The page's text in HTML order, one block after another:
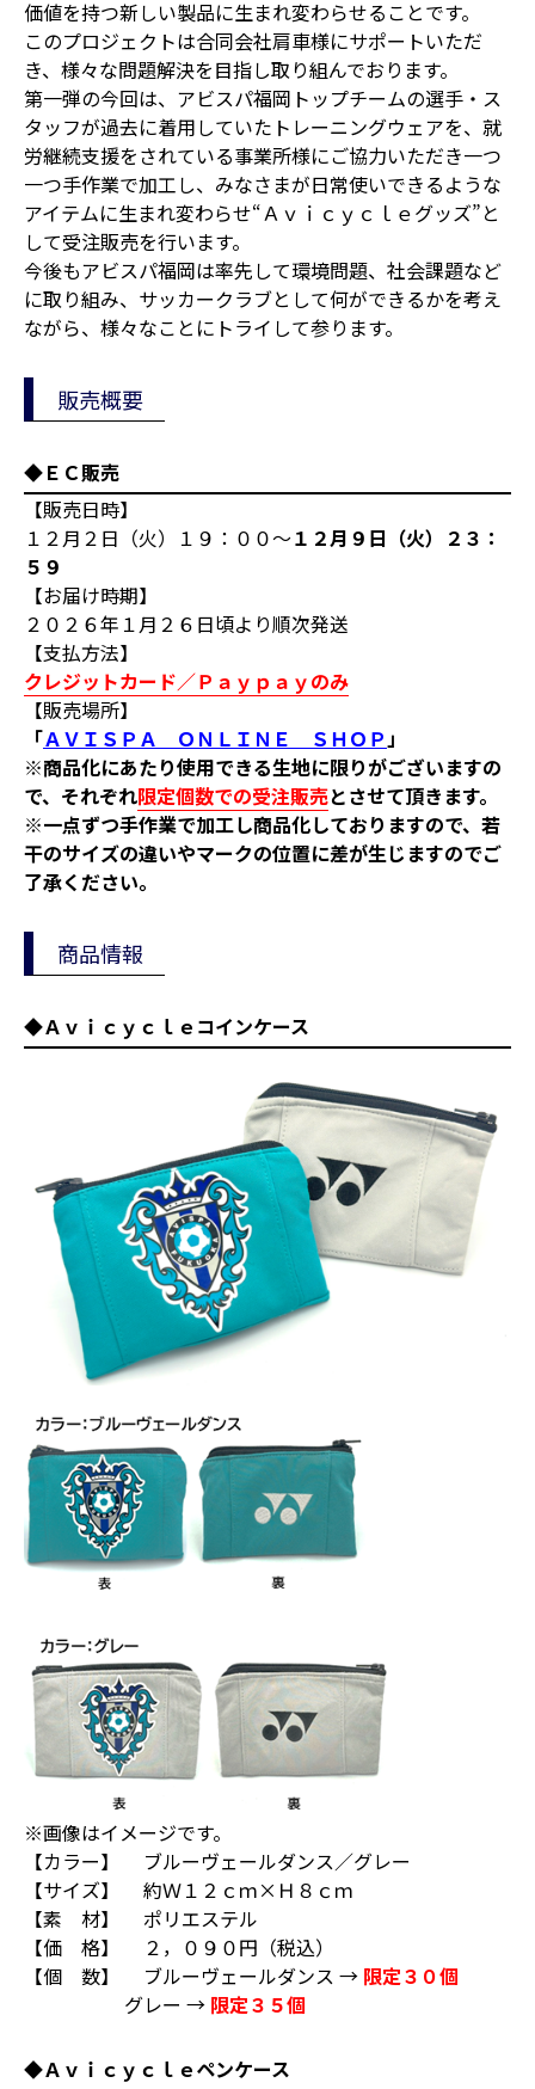
価値を持つ新しい製品に生まれ変わらせることです。
このプロジェクトは合同会社肩車様にサポートいただ
き、様々な問題解決を目指し取り組んでおります。
第一弾の今回は、アビスパ福岡トップチームの選手・ス
タッフが過去に着用していたトレーニングウェアを、就
労継続支援をされている事業所様にご協力いただき一つ
一つ手作業で加工し、みなさまが日常使いできるような
アイテムに生まれ変わらせ“Ａｖｉｃｙｃｌｅグッズ”と
して受注販売を行います。
今後もアビスパ福岡は率先して環境問題、社会課題など
に取り組み、サッカークラブとして何ができるかを考え
ながら、様々なことにトライして参ります。
販売概要
◆ＥＣ販売
【販売日時】
１２月２日（火）１９：００～１２月９日（火）２３：
５９
【お届け時期】
２０２６年１月２６日頃より順次発送
【支払方法】
クレジットカード／Ｐａｙｐａｙのみ
【販売場所】
「ＡＶＩＳＰＡ ＯＮＬＩＮＥ ＳＨＯＰ 」
※商品化にあたり使用できる生地に限りがございますの
で、それぞれ限定個数での受注販売とさせて頂きます。
※一点ずつ手作業で加工し商品化しておりますので、若
干のサイズの違いやマークの位置に差が生じますのでご
了承ください。
商品情報
◆Ａｖｉｃｙｃｌｅコインケース
※画像はイメージです。
【カラー】 ブルーヴェールダンス／グレー
【サイズ】 約Ｗ１２ｃｍ×Ｈ８ｃｍ
【素 材】 ポリエステル
【価 格】 ２，０９０円（税込）
【個 数】 ブルーヴェールダンス → 限定３０個
グレー → 限定３５個
◆Ａｖｉｃｙｃｌｅペンケース